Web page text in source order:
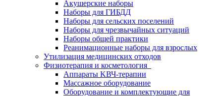
Акушерские наборы
Наборы для ГИБДД
Наборы для сельских поселений
Наборы для чрезвычайных ситуаций
Наборы общей практики
Реанимационные наборы для взрослых
Утилизация медицинских отходов
Физиотерапия и косметология
Аппараты KВЧ-терапии
Массажное оборудование
Оборудование и комплектующие для